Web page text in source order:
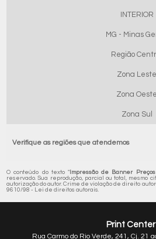
INTERIOR
MG - Minas
Região
Zona Leste
Zona Oeste
Zona Sul
Verifique as regiões que atendemos
O conteúdo do texto " Impressão de Banner
reservado. Sua reprodução, parcial ou total, mesmo
autorização do autor. Crime de violação de direito
9610/98 - Lei de direitos autorais.
Print Center
Rua Carmo do Rio Verde, 241, Cj. 21